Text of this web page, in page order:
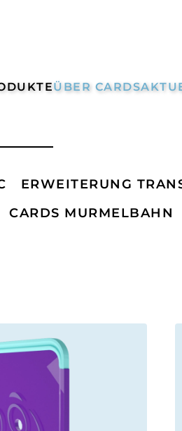
ÜBER CARDS
ERWEITERUNG
CARDS MURMELBAHN